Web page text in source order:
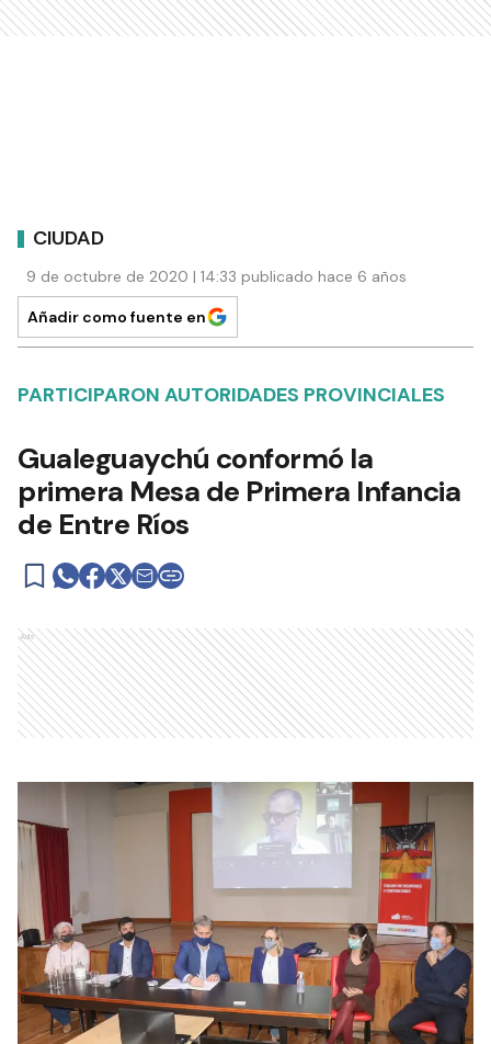
CIUDAD
9 de octubre de 2020 | 14:33 publicado hace 6 años
Añadir como fuente en
PARTICIPARON AUTORIDADES PROVINCIALES
Gualeguaychú conformó la
primera Mesa de Primera Infancia
de Entre Ríos
Ads